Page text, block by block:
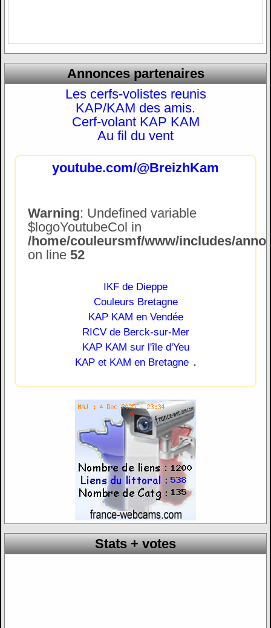
Annonces partenaires
Les cerfs-volistes reunis
KAP/KAM des amis.
Cerf-volant KAP KAM
Au fil du vent
youtube.com/@BreizhKam
Warning: Undefined variable
$logoYoutubeCol in
/home/couleursmf/www/includes/
on line 52
IKF de Dieppe
Couleurs Bretagne
KAP KAM en Vendée
RICV de Berck-sur-Mer
KAP KAM sur l'île d'Yeu
KAP et KAM en Bretagne .
Stats + votes